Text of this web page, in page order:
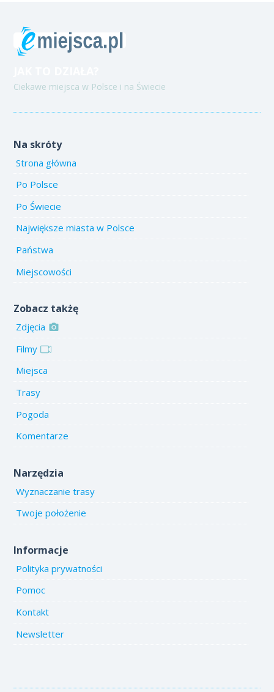
Ciekawe miejsca w Polsce i na Świecie
Na skróty
Strona główna
Po Polsce
Po Świecie
Największe miasta w Polsce
Państwa
Miejscowości
Zobacz takżę
Zdjęcia
Filmy
Miejsca
Trasy
Pogoda
Komentarze
Narzędzia
Wyznaczanie trasy
Twoje położenie
Informacje
Polityka prywatności
Pomoc
Kontakt
Newsletter